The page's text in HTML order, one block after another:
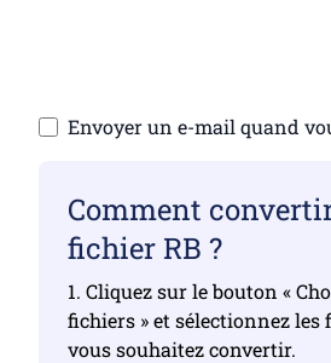
Envoyer un e-mail quand
Comment
fichier RB ?
1. Cliquez sur le bouton «
fichiers » et sélectionnez les
vous souhaitez convertir.